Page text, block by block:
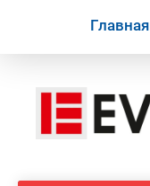
Главная